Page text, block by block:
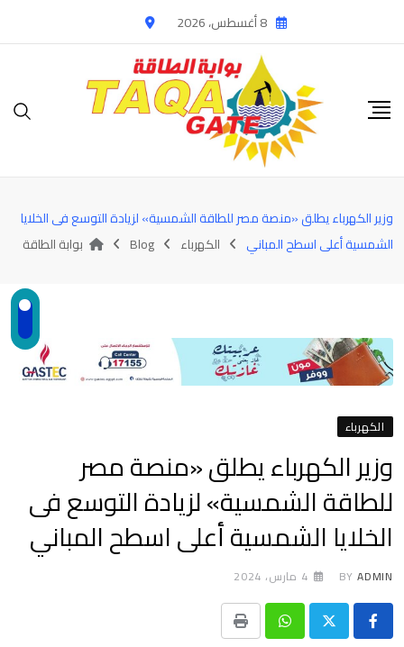
to
8 أغسطس، 2026
وزير الكهرباء يطلق «منصة مصر للطاقة الشمسية» لزيادة التوسع فى الخلايا
الشمسية أعلى اسطح المباني
الكهرباء Blog بوابة الطاقة
الكهرباء
وزير الكهرباء يطلق «منصة مصر
للطاقة الشمسية» لزيادة التوسع فى
الخلايا الشمسية أعلى اسطح المباني
BY ADMIN 4 مارس، 2024
Whatsapp
Print